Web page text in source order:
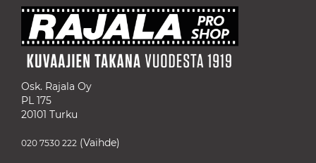
Osk. Rajala Oy
PL 175
20101 Turku
020 7530 222 (Vaihde)